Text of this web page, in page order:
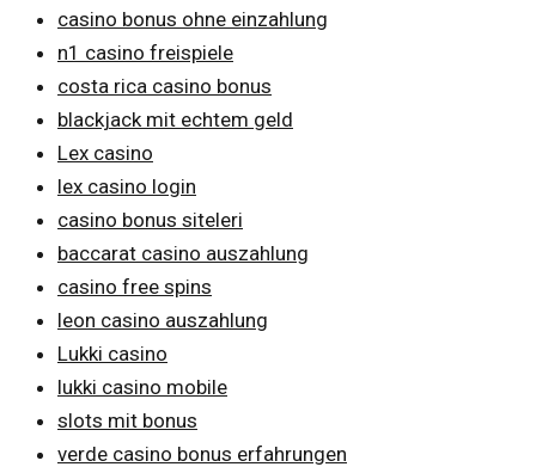
casino bonus ohne einzahlung
n1 casino freispiele
costa rica casino bonus
blackjack mit echtem geld
Lex casino
lex casino login
casino bonus siteleri
baccarat casino auszahlung
casino free spins
leon casino auszahlung
Lukki casino
lukki casino mobile
slots mit bonus
verde casino bonus erfahrungen